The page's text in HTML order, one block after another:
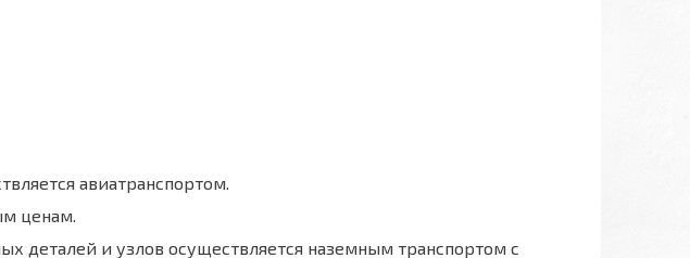
авиатранспортом.
ценам.
деталей и узлов осуществляется наземным транспортом с